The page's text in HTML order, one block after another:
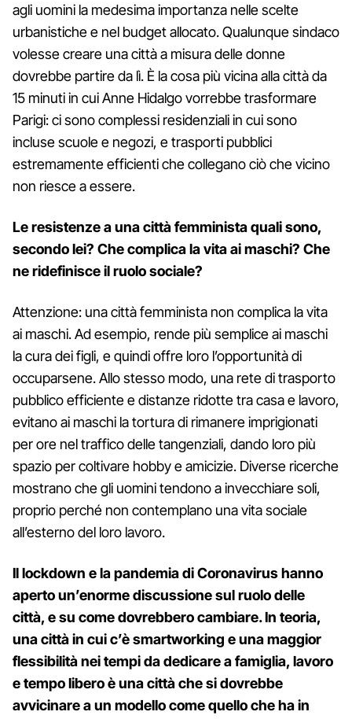
agli uomini la medesima importanza nelle scelte
urbanistiche e nel budget allocato. Qualunque sindaco
volesse creare una città a misura delle donne
dovrebbe partire da lì. È la cosa più vicina alla città da
15 minuti in cui Anne Hidalgo vorrebbe trasformare
Parigi: ci sono complessi residenziali in cui sono
incluse scuole e negozi, e trasporti pubblici
estremamente efficienti che collegano ciò che vicino
non riesce a essere.
Le resistenze a una città femminista quali sono,
secondo lei? Che complica la vita ai maschi? Che
ne ridefinisce il ruolo sociale?
Attenzione: una città femminista non complica la vita
ai maschi. Ad esempio, rende più semplice ai maschi
la cura dei figli, e quindi offre loro l’opportunità di
occuparsene. Allo stesso modo, una rete di trasporto
pubblico efficiente e distanze ridotte tra casa e lavoro,
evitano ai maschi la tortura di rimanere imprigionati
per ore nel traffico delle tangenziali, dando loro più
spazio per coltivare hobby e amicizie. Diverse ricerche
mostrano che gli uomini tendono a invecchiare soli,
proprio perché non contemplano una vita sociale
all’esterno del loro lavoro.
Il lockdown e la pandemia di Coronavirus hanno
aperto un’enorme discussione sul ruolo delle
città, e su come dovrebbero cambiare. In teoria,
una città in cui c’è smartworking e una maggior
flessibilità nei tempi da dedicare a famiglia, lavoro
e tempo libero è una città che si dovrebbe
avvicinare a un modello come quello che ha in